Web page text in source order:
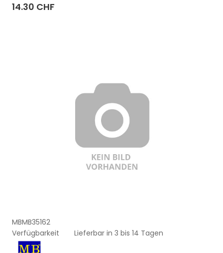
14.30 CHF
MBMB35162
Verfügbarkeit
Lieferbar in 3 bis 14 Tagen